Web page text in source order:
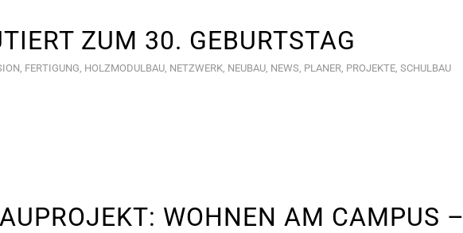
ZUM 30. GEBURTSTAG
, FERTIGUNG, HOLZMODULBAU, NETZWERK, NEUBAU, NEWS, PLANER, PROJEKTE, SCHULBAU
WOHNEN AM CAMPUS –